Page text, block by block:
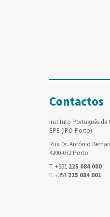
Contactos
Instituto Português
EPE (IPO-Porto)
Rua Dr. António
4200-072 Porto
T. +351 225 084 000
F. +351 225 084 001